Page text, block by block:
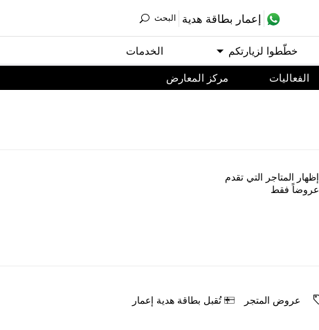
ﺇﻋﻤﺎﺭ ﺑﻄﺎﻗﺔ ﻫﺪﻳﺔ اﻟﺒﺤﺚ
ﺧﻄّﻄﻮا ﻟﺰﻳﺎﺭﺗﻜﻢ اﻟﺨﺪﻣﺎﺕ
اﻟﻔﻌﺎﻟﻴﺎﺕ مركز المعارض
ﺇﻇﻬﺎﺭ اﻟﻤﺘﺎﺟﺮ اﻟﺘﻲ ﺗﻘﺪﻡ
ﻋﺮﻭﺿﺎً ﻓﻘﻂ
ﻋﺮﻭﺽ اﻟﻤﺘﺠﺮ ﺗُﻘﺒﻞ ﺑﻄﺎﻗﺔ ﻫﺪﻳﺔ ﺇﻋﻤﺎﺭ